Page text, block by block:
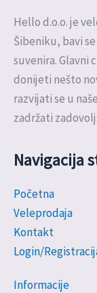
Hello d.o.o. je
Šibeniku, bavi
suvenira. Glavni
donijeti nešto
razvijati se u
zadržati
Navigacija
Početna
Veleprodaja
Kontakt
Login/
Informacije